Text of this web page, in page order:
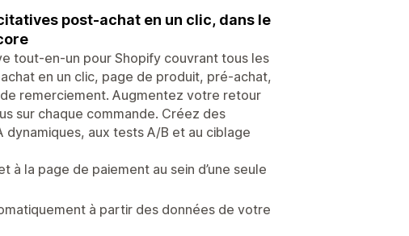
post-achat en un clic, dans le
tout-en-un pour Shopify couvrant tous les
en un clic, page de produit, pré-achat,
remerciement. Augmentez votre retour
sur chaque commande. Créez des
aux tests A/B et au ciblage
la page de paiement au sein d’une seule
à partir des données de votre